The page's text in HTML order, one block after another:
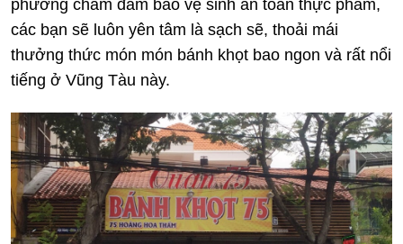
phương châm đảm bảo vệ sinh an toàn thực phẩm,
các bạn sẽ luôn yên tâm là sạch sẽ, thoải mái
thưởng thức món món bánh khọt bao ngon và rất nổi
tiếng ở Vũng Tàu này.